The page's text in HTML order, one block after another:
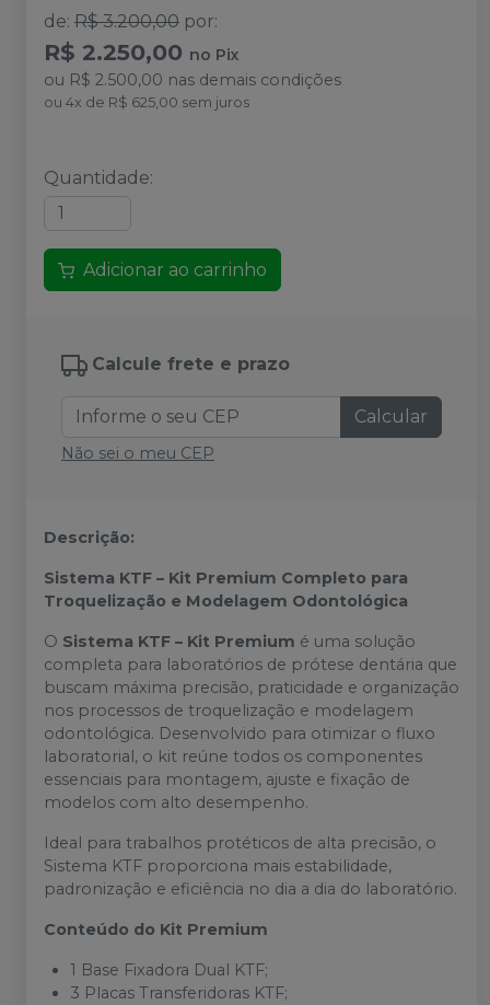
de: R$ 3.200,00 por:
R$ 2.250,00 no Pix
ou R$ 2.500,00 nas demais condições
ou 4x de R$ 625,00 sem juros
Quantidade:
Adicionar ao carrinho
Calcule frete e prazo
Calcular
Não sei o meu CEP
Descrição:
Sistema KTF – Kit Premium Completo para
Troquelização e Modelagem Odontológica
O Sistema KTF – Kit Premium é uma solução
completa para laboratórios de prótese dentária que
buscam máxima precisão, praticidade e organização
nos processos de troquelização e modelagem
odontológica. Desenvolvido para otimizar o fluxo
laboratorial, o kit reúne todos os componentes
essenciais para montagem, ajuste e fixação de
modelos com alto desempenho.
Ideal para trabalhos protéticos de alta precisão, o
Sistema KTF proporciona mais estabilidade,
padronização e eficiência no dia a dia do laboratório.
Conteúdo do Kit Premium
1 Base Fixadora Dual KTF;
3 Placas Transferidoras KTF;